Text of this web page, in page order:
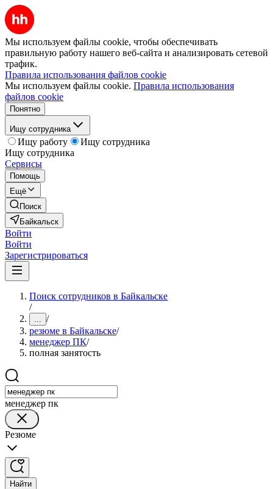
Мы используем файлы cookie, чтобы обеспечивать
правильную работу нашего веб-сайта и анализировать сетевой
трафик.
Правила использования файлов cookie
Мы используем файлы cookie. Правила использования
файлов cookie
Понятно
Ищу сотрудника
Ищу работу
Ищу сотрудника
Ищу сотрудника
Сервисы
Помощь
Ещё
Поиск
Байкальск
Войти
Войти
Зарегистрироваться
Поиск сотрудников в Байкальске
/
... /
резюме в Байкальске/
менеджер ПК/
полная занятость
менеджер пк
Резюме
Найти